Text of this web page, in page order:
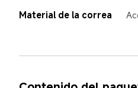
Material de la correa